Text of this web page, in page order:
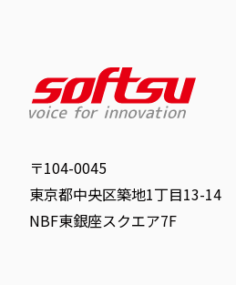
〒104-0045
東京都中央区築地1丁目13-14
NBF東銀座スクエア7F